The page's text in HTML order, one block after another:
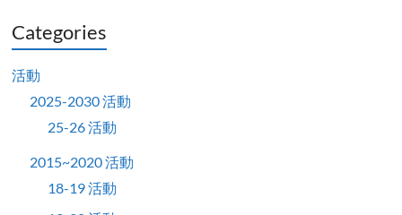
Categories
活動
2025-2030 活動
25-26 活動
2015~2020 活動
18-19 活動